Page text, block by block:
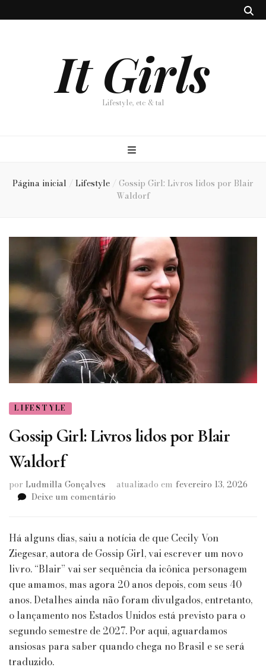
It Girls
Lifestyle, etc & tal
Página inicial /Lifestyle /Gossip Girl: Livros lidos por Blair
Waldorf
LIFESTYLE
Gossip Girl: Livros lidos por Blair
Waldorf
por Ludmilla Gonçalves atualizado em fevereiro 13, 2026
Deixe um comentário
Livros
lidos
por
Blair
Waldorf
Há alguns dias, saiu a notícia de que Cecily Von
Ziegesar, autora de Gossip Girl, vai escrever um novo
livro. “Blair” vai ser sequência da icônica personagem
que amamos, mas agora 20 anos depois, com seus 40
anos. Detalhes ainda não foram divulgados, entretanto,
o lançamento nos Estados Unidos está previsto para o
segundo semestre de 2027. Por aqui, aguardamos
ansiosas para saber quando chega no Brasil e se será
traduzido.